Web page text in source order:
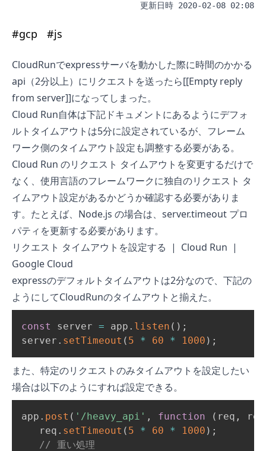
更新日時 2020-02-08 02:08
#gcp #js
CloudRunでexpressサーバを動かした際に時間のかかる
api（2分以上）にリクエストを送ったら[[Empty reply
from server]]になってしまった。
Cloud Run自体は下記ドキュメントにあるようにデフォ
ルトタイムアウトは5分に設定されているが、フレーム
ワーク側のタイムアウト設定も調整する必要がある。
Cloud Run のリクエスト タイムアウトを変更するだけで
なく、使用言語のフレームワークに独自のリクエスト タ
イムアウト設定があるかどうか確認する必要がありま
す。たとえば、Node.js の場合は、server.timeout プロ
パティを更新する必要があります。
リクエスト タイムアウトを設定する | Cloud Run |
Google Cloud
expressのデフォルトタイムアウトは2分なので、下記の
ようにしてCloudRunのタイムアウトと揃えた。
const server = app . listen ( ) ;
server . setTimeout ( 5 * 60 * 1000 ) ;
また、特定のリクエストのみタイムアウトを設定したい
場合は以下のようにすれば設定できる。
app . post ( '/heavy_api' , function ( req , res
   req
. setTimeout ( 5 * 60 * 1000 ) ;
// 重い処理